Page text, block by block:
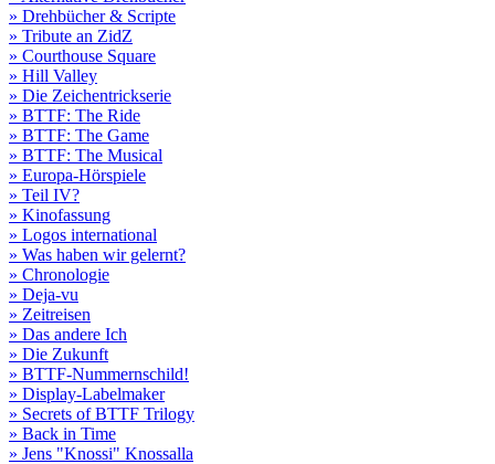
» Drehbücher & Scripte
» Tribute an ZidZ
» Courthouse Square
» Hill Valley
» Die Zeichentrickserie
» BTTF: The Ride
» BTTF: The Game
» BTTF: The Musical
» Europa-Hörspiele
» Teil IV?
» Kinofassung
» Logos international
» Was haben wir gelernt?
» Chronologie
» Deja-vu
» Zeitreisen
» Das andere Ich
» Die Zukunft
» BTTF-Nummernschild!
» Display-Labelmaker
» Secrets of BTTF Trilogy
» Back in Time
» Jens "Knossi" Knossalla